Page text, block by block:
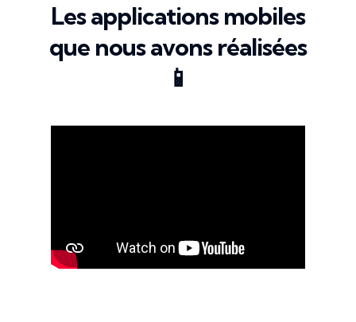
Les applications mobiles
que nous avons réalisées
📱